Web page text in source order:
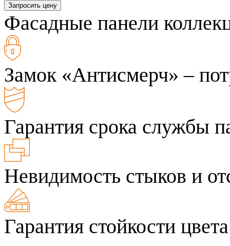
Запросить цену
Фасадные панели
Замок «Антисмерч» –
Гарантия срока службы
Невидимость стыков и
Гарантия стойкости